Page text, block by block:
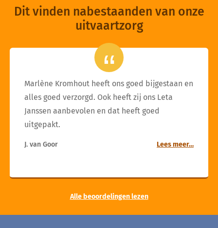
Dit vinden nabestaanden van onze
uitvaartzorg
Marlène Kromhout heeft ons goed bijgestaan en
alles goed verzorgd. Ook heeft zij ons Leta
Janssen aanbevolen en dat heeft goed
uitgepakt.
J. van Goor Lees meer…
Alle beoordelingen lezen